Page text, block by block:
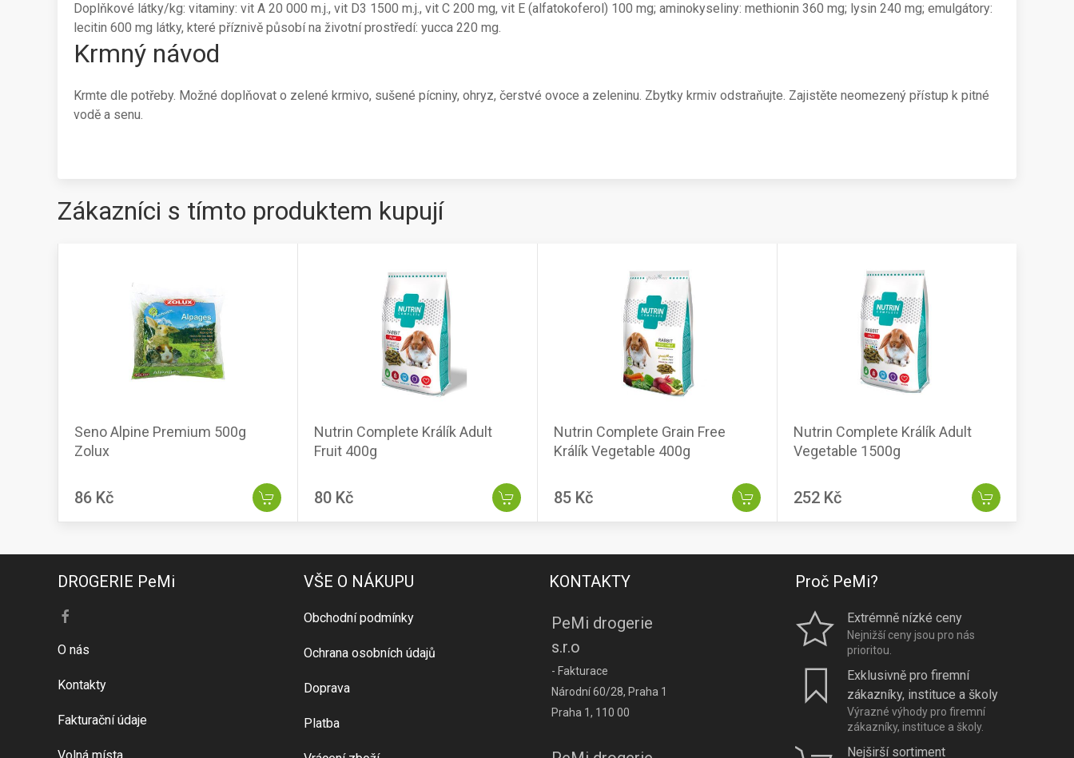
Doplňkové látky/kg: vitaminy: vit A 20 000 m.j., vit D3 1500 m.j., vit C 200 mg, vit E (alfatokoferol) 100 mg; aminokyseliny: methionin 360 mg; lysin 240 mg; emulgátory:
lecitin 600 mg látky, které příznivě působí na životní prostředí: yucca 220 mg.
Krmný návod
Krmte dle potřeby. Možné doplňovat o zelené krmivo, sušené pícniny, ohryz, čerstvé ovoce a zeleninu. Zbytky krmiv odstraňujte. Zajistěte neomezený přístup k pitné
vodě a senu.
Zákazníci s tímto produktem kupují
Seno Alpine Premium 500g
Zolux
86 Kč
Nutrin Complete Králík Adult
Fruit 400g
80 Kč
Nutrin Complete Grain Free
Králík Vegetable 400g
85 Kč
Nutrin Complete Králík Adult
Vegetable 1500g
252 Kč
DROGERIE PeMi
O nás
Kontakty
Fakturační údaje
VŠE O NÁKUPU
Obchodní podmínky
Ochrana osobních údajů
Doprava
Platba
KONTAKTY
PeMi drogerie
s.r.o
- Fakturace
Národní 60/28, Praha 1
Praha 1, 110 00
Proč PeMi?
Extrémně nízké ceny
Nejnižší ceny jsou pro nás
prioritou.
Exklusivně pro firemní
zákazníky, instituce a školy
Výrazné výhody pro firemní
zákazníky, instituce a školy.
Nejširší sortiment